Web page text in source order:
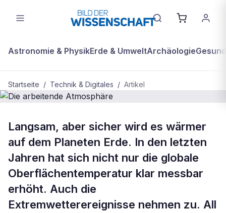
Astronomie & PhysikErde & UmweltArchäologie
Startseite / Technik & Digitales / Artikel
TECHNIK & DIGITALES
Die arbeitende Atmosphäre
Langsam, aber sicher wird es wärmer
auf dem Planeten Erde. In den letzten
Jahren hat sich nicht nur die globale
Oberflächentemperatur klar messbar
erhöht. Auch die
Extremwetterereignisse nehmen zu. All